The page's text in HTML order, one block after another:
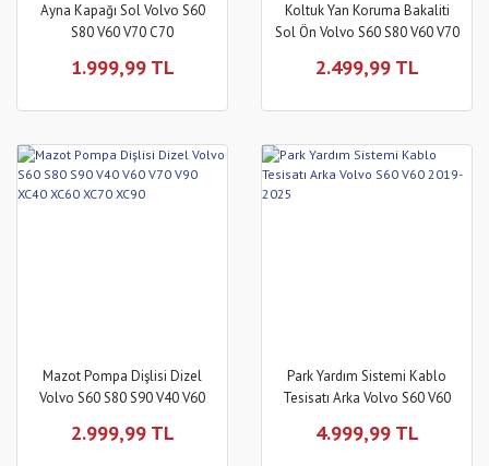
Ayna Kapağı Sol Volvo S60
S80 V60 V70 C70
1.999,99 TL
Koltuk Yan Koruma Bakaliti
Sol Ön Volvo S60 S80 V60 V70
2.499,99 TL
Mazot Pompa Dişlisi Dizel
Volvo S60 S80 S90 V40 V60
XC90
2.999,99 TL
Park Yardım Sistemi Kablo
Tesisatı Arka Volvo S60 V60
4.999,99 TL